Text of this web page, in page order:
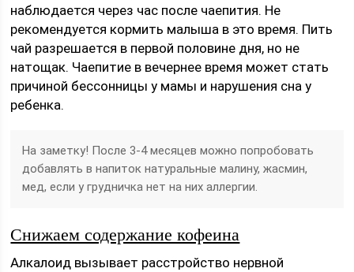
наблюдается через час после чаепития. Не
рекомендуется кормить малыша в это время. Пить
чай разрешается в первой половине дня, но не
натощак. Чаепитие в вечернее время может стать
причиной бессонницы у мамы и нарушения сна у
ребенка.
На заметку! После 3-4 месяцев можно попробовать
добавлять в напиток натуральные малину, жасмин,
мед, если у грудничка нет на них аллергии.
Снижаем содержание кофеина
Алкалоид вызывает расстройство нервной